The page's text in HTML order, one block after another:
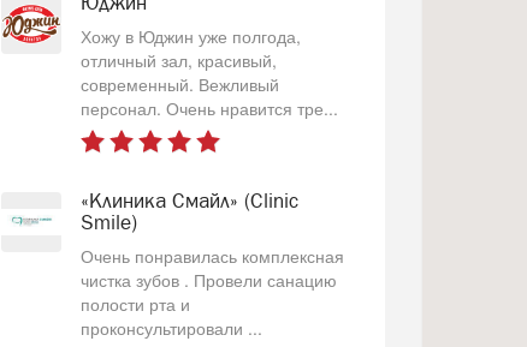
Хожу в Юджин уже полгода,
отличный зал, красивый,
современный. Вежливый
персонал. Очень нравится тре...
«Клиника Смайл» (Clinic
Smile)
Очень понравилась комплексная
чистка зубов . Провели санацию
полости рта и
проконсультировали ...